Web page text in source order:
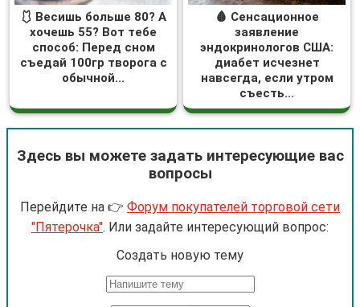
🩱 Весишь больше 80? А
хочешь 55? Вот тебе
способ: Перед сном
съедай 100гр творога с
обычной...
🩸 Сенсационное
заявление
эндокринологов США:
диабет исчезнет
навсегда, если утром
съесть...
Здесь вы можете задать интересующие вас
вопросы
Перейдите на 👉 Форум покупателей торговой сети
"Пятерочка". Или задайте интересующий вопрос:
Cоздать новую тему